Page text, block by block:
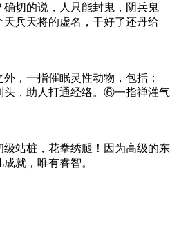
切的说，人只能封鬼，阴兵鬼
兵天将的虚名，干好了还丹给
，一指催眠灵性动物，包括：
头，助人打通经络。⑥一指禅灌气
站桩，花拳绣腿！因为高级的东
就，唯有睿智。